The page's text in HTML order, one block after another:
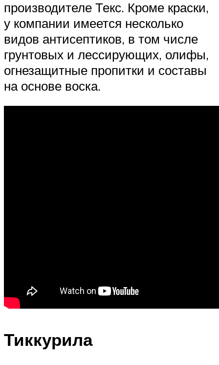
производителе Текс. Кроме краски,
у компании имеется несколько
видов антисептиков, в том числе
грунтовых и лессирующих, олифы,
огнезащитные пропитки и составы
на основе воска.
Тиккурила